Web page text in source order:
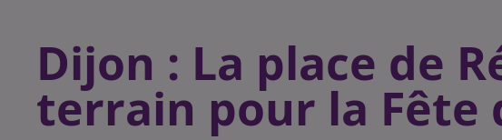
Dijon : La place de
terrain pour la Fête